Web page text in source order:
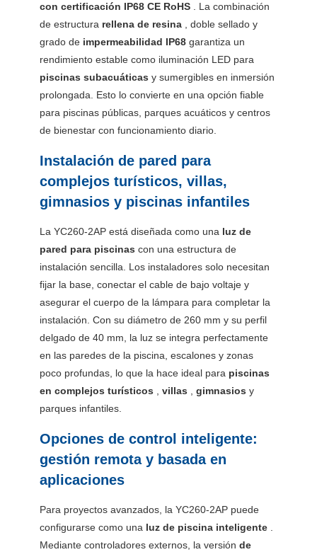
con certificación IP68 CE RoHS . La combinación
de estructura rellena de resina , doble sellado y
grado de impermeabilidad IP68 garantiza un
rendimiento estable como iluminación LED para
piscinas subacuáticas y sumergibles en inmersión
prolongada. Esto lo convierte en una opción fiable
para piscinas públicas, parques acuáticos y centros
de bienestar con funcionamiento diario.
Instalación de pared para
complejos turísticos, villas,
gimnasios y piscinas infantiles
La YC260-2AP está diseñada como una luz de
pared para piscinas con una estructura de
instalación sencilla. Los instaladores solo necesitan
fijar la base, conectar el cable de bajo voltaje y
asegurar el cuerpo de la lámpara para completar la
instalación. Con su diámetro de 260 mm y su perfil
delgado de 40 mm, la luz se integra perfectamente
en las paredes de la piscina, escalones y zonas
poco profundas, lo que la hace ideal para piscinas
en complejos turísticos
villas gimnasios y
parques infantiles.
Opciones de control inteligente:
gestión remota y basada en
aplicaciones
Para proyectos avanzados, la YC260-2AP puede
configurarse como una luz de piscina inteligente
Mediante controladores externos, la versión de